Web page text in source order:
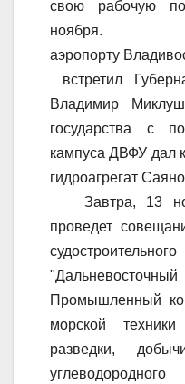
свою рабочую
аэропорту
встретил
Владимир
государства с
кампуса ДВФУ дал
гидроагрегат
Завтра, 13
проведет
Промышленный
морской
разведки,